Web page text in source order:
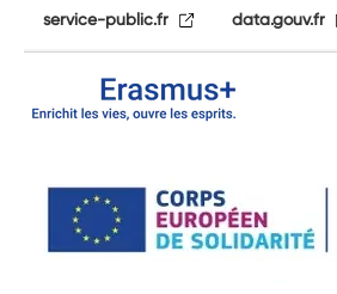
service-public.fr data.gouv.fr